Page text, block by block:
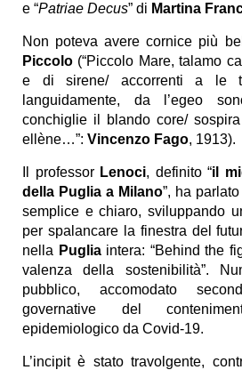
e “Patriae Decus” di Martina
Non poteva avere cornice più
Piccolo (“Piccolo Mare, talamo
e di sirene/ accorrenti a le
languidamente, da l’egeo
conchiglie il blando core/
ellène…”: Vincenzo Fago, 1913).
Il professor Lenoci, definito “il
della Puglia a Milano”, ha
semplice e chiaro, sviluppando
per spalancare la finestra del
nella Pugliaintera: “Behind the
valenza della sostenibilità”.
pubblico, accomodato
governative del
epidemiologico da Covid-19.
L’incipit è stato travolgente,